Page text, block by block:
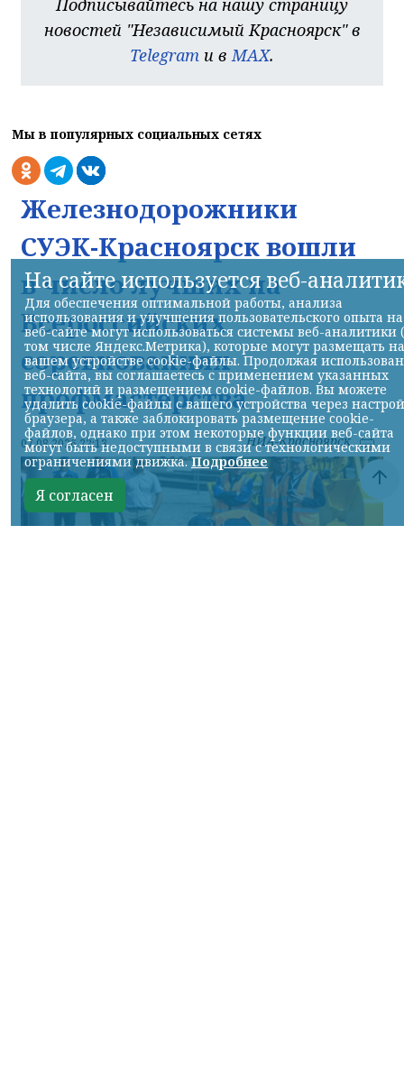
Подписывайтесь на нашу страницу
новостей "Независимый Красноярск" в
Telegram и вMAX.
Мы в популярных социальных сетях
Железнодорожники
СУЭК-Красноярск вошли
в число лучших на
Всероссийских
соревнованиях
профмастерства
07.08.2026 22:13 НИА-Красноярск
На сайте используется веб-
Для обеспечения оптимальной работы, анализа
использования и улучшения пользовательского опыта на
веб-сайте могут использоваться системы веб-аналитики
том числе Яндекс.Метрика), которые могут размещать на
вашем устройстве cookie-файлы. Продолжая
веб-сайта, вы соглашаетесь с применением указанных
технологий и размещением cookie-файлов. Вы можете
удалить cookie-файлы с вашего устройства через
браузера, а также заблокировать размещение cookie-
файлов, однако при этом некоторые функции веб-сайта
могут быть недоступными в связи с технологическими
ограничениями движка.Подробнее
Я согласен